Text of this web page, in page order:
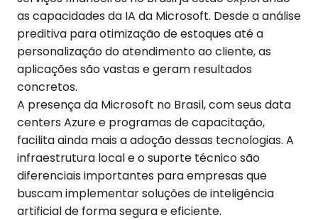
as capacidades da IA da Microsoft. Desde a análise
preditiva para otimização de estoques até a
personalização do atendimento ao cliente, as
aplicações são vastas e geram resultados
concretos.
A presença da Microsoft no Brasil, com seus data
centers Azure e programas de capacitação,
facilita ainda mais a adoção dessas tecnologias. A
infraestrutura local e o suporte técnico são
diferenciais importantes para empresas que
buscam implementar soluções de inteligência
artificial de forma segura e eficiente.